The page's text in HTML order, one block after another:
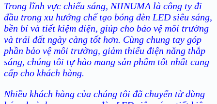
Trong lĩnh vực chiếu sáng, NIINUMA là công ty đi
đầu trong xu hướng chế tạo bóng đèn LED siêu sáng,
bền bỉ và tiết kiệm điện, giúp cho bảo vệ môi trường
và trái đất ngày càng tốt hơn. Cùng chung tay góp
phần bảo vệ môi trường, giảm thiểu điện năng thắp
sáng, chúng tôi tự hào mang sản phẩm tốt nhất cung
cấp cho khách hàng.
Nhiều khách hàng của chúng tôi đã chuyển từ dùng